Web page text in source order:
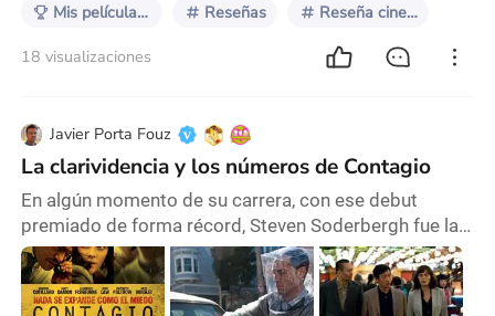
Mis películas favoritas de 2025 Reseñas Reseña cinematográfica
18 visualizaciones
Javier Porta Fouz
La clarividencia y los números de Contagio
En algún momento de su carrera, con ese debut
premiado de forma récord, Steven Soderbergh fue la
más rutilante joven promesa. En otro momento
acumuló premios, o más premios. En otro momento
dijo que se retiraba. En otro momento fue muy